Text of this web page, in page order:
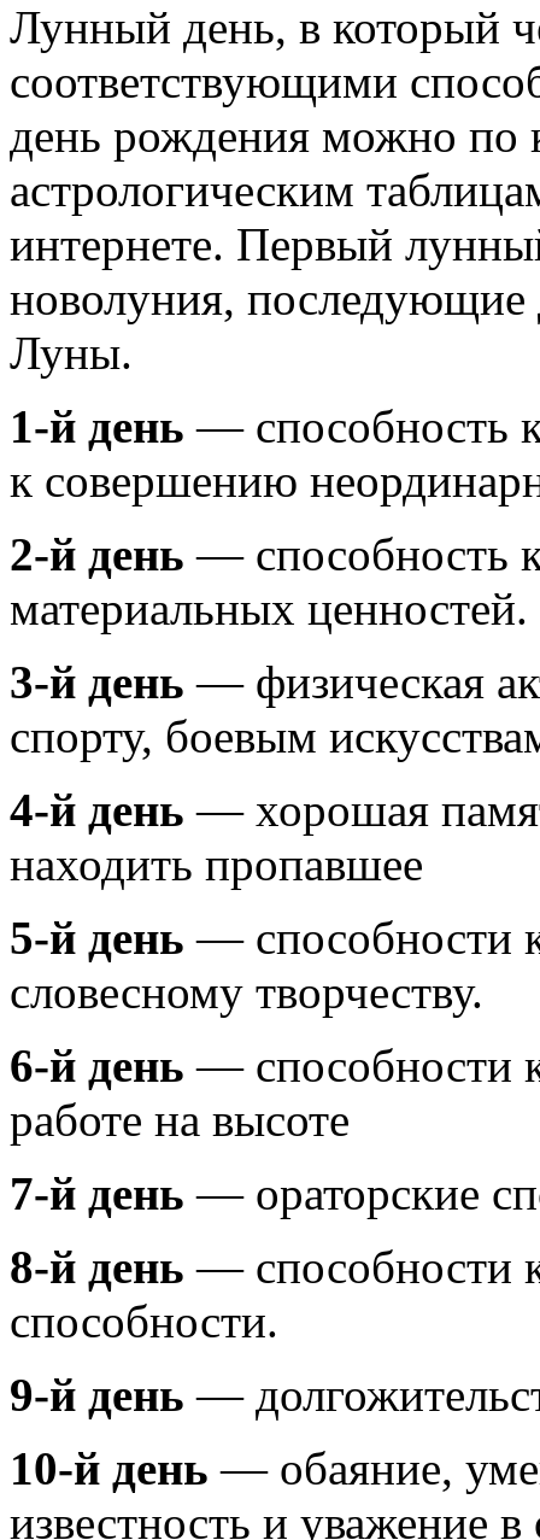
Лунный день, в который
соответствующими
день рождения можно по
астрологическим
интернете. Первый
новолуния, последующие
Луны.
1-й день — способность
к совершению
2-й день — способность
материальных ценностей.
3-й день — физическая
спорту, боевым
4-й день — хорошая
находить пропавшее
5-й день — способности
словесному творчеству.
6-й день — способности
работе на высоте
7-й день — ораторские
8-й день — способности
способности.
9-й день —
10-й день — обаяние,
известность и уважение